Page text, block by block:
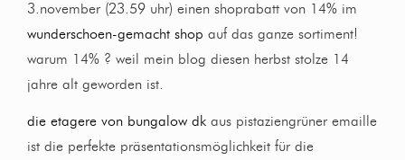
3.november (23.59 uhr) einen shoprabatt von 14% im
wunderschoen-gemacht shop auf das ganze sortiment!
warum 14% ? weil mein blog diesen herbst stolze 14
jahre alt geworden ist.
die etagere von bungalow dk aus pistaziengrüner emaille
ist die perfekte präsentationsmöglichkeit für die